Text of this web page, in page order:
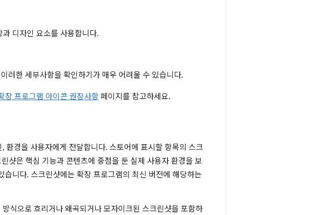
디자인 요소를 사용합니다.
러한 세부사항을 확인하기가 매우 어려울 수 있습니다.
장 프로그램 아이콘 권장사항페이지를 참고하세요.
환경을 사용자에게 전달합니다. 스토어에 표시할 항목의 스크
샷은 핵심 기능과 콘텐츠에 중점을 둔 실제 사용자 환경을 보
니다. 스크린샷에는 확장 프로그램의 최신 버전에 해당하는
식으로 흐리거나 왜곡되거나 모자이크된 스크린샷을 포함하